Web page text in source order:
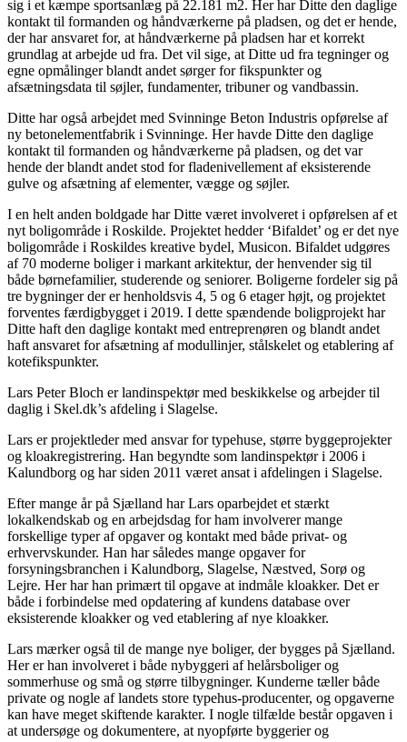
sig i et kæmpe sportsanlæg på 22.181 m2. Her har Ditte den daglige
kontakt til formanden og håndværkerne på pladsen, og det er hende,
der har ansvaret for, at håndværkerne på pladsen har et korrekt
grundlag at arbejde ud fra. Det vil sige, at Ditte ud fra tegninger og
egne opmålinger blandt andet sørger for fikspunkter og
afsætningsdata til søjler, fundamenter, tribuner og vandbassin.
Ditte har også arbejdet med Svinninge Beton Industris opførelse af
ny betonelementfabrik i Svinninge. Her havde Ditte den daglige
kontakt til formanden og håndværkerne på pladsen, og det var
hende der blandt andet stod for fladenivellement af eksisterende
gulve og afsætning af elementer, vægge og søjler.
I en helt anden boldgade har Ditte været involveret i opførelsen af et
nyt boligområde i Roskilde. Projektet hedder ‘Bifaldet’ og er det nye
boligområde i Roskildes kreative bydel, Musicon. Bifaldet udgøres
af 70 moderne boliger i markant arkitektur, der henvender sig til
både børnefamilier, studerende og seniorer. Boligerne fordeler sig på
tre bygninger der er henholdsvis 4, 5 og 6 etager højt, og projektet
forventes færdigbygget i 2019. I dette spændende boligprojekt har
Ditte haft den daglige kontakt med entreprenøren og blandt andet
haft ansvaret for afsætning af modullinjer, stålskelet og etablering af
kotefikspunkter.
Lars Peter Bloch er landinspektør med beskikkelse og arbejder til
daglig i Skel.dk’s afdeling i Slagelse.
Lars er projektleder med ansvar for typehuse, større byggeprojekter
og kloakregistrering. Han begyndte som landinspektør i 2006 i
Kalundborg og har siden 2011 været ansat i afdelingen i Slagelse.
Efter mange år på Sjælland har Lars oparbejdet et stærkt
lokalkendskab og en arbejdsdag for ham involverer mange
forskellige typer af opgaver og kontakt med både privat- og
erhvervskunder. Han har således mange opgaver for
forsyningsbranchen i Kalundborg, Slagelse, Næstved, Sorø og
Lejre. Her har han primært til opgave at indmåle kloakker. Det er
både i forbindelse med opdatering af kundens database over
eksisterende kloakker og ved etablering af nye kloakker.
Lars mærker også til de mange nye boliger, der bygges på Sjælland.
Her er han involveret i både nybyggeri af helårsboliger og
sommerhuse og små og større tilbygninger. Kunderne tæller både
private og nogle af landets store typehus-producenter, og opgaverne
kan have meget skiftende karakter. I nogle tilfælde består opgaven i
at undersøge og dokumentere, at nyopførte byggerier og